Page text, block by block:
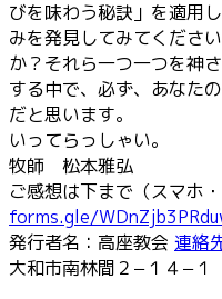
びを味わう秘訣」を適用
みを発見してみてくださ
か？それら一つ一つを神
する中で、必ず、あなた
だと思います。
いってらっしゃい。
牧師 松本雅弘
ご感想は下まで（スマホ
forms.gle/
発行者名：高座教会 連絡
大和市南林間２−１４−１